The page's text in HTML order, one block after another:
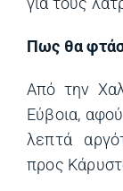
για τους
Πως θα
Από την
Εύβοια,
λεπτά
προς